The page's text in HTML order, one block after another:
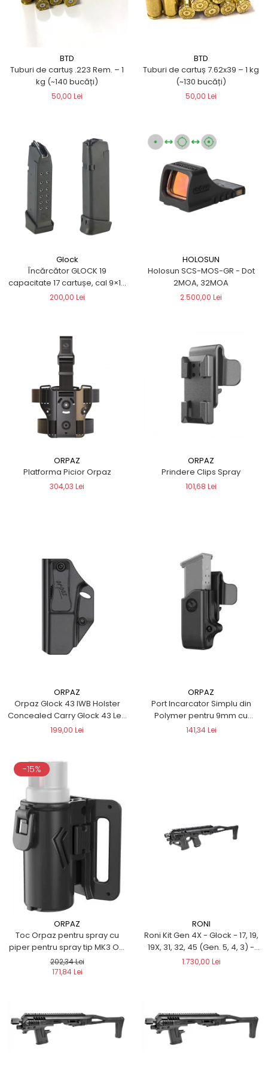
BTD
Tuburi de cartuș .223 Rem. – 1
kg (~140 bucăți)
50,00 Lei
BTD
Tuburi de cartuș 7.62x39 – 1 kg
(~130 bucăți)
50,00 Lei
Glock
Încărcător GLOCK 19
capacitate 17 cartușe, cal 9×19
DOUBLESTACK
200,00 Lei
HOLOSUN
Holosun SCS-MOS-GR - Dot
2MOA, 32MOA
2.500,00 Lei
ORPAZ
Platforma Picior Orpaz
304,03 Lei
ORPAZ
Prindere Clips Spray
101,68 Lei
ORPAZ
Orpaz Glock 43 IWB Holster
Concealed Carry Glock 43 Left
Handed Holster (IWB Holster)
199,00 Lei
ORPAZ
Port Incarcator Simplu din
Polymer pentru 9mm cu
prindere de curea pe doua
141,34 Lei
-15%
ORPAZ
Toc Orpaz pentru spray cu
piper pentru spray tip MK3 OC
cu atașament cu buclă de
curea
202,34 Lei
171,84 Lei
RONI
Roni Kit Gen 4X - Glock - 17, 19,
19X, 31, 32, 45 (Gen. 5, 4, 3) -
culoare BLACK
1.730,00 Lei